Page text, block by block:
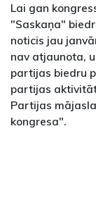
Lai gan
"Saskaņa"
noticis jau
nav atjaunota,
partijas biedru
partijas
Partijas
kongresa".